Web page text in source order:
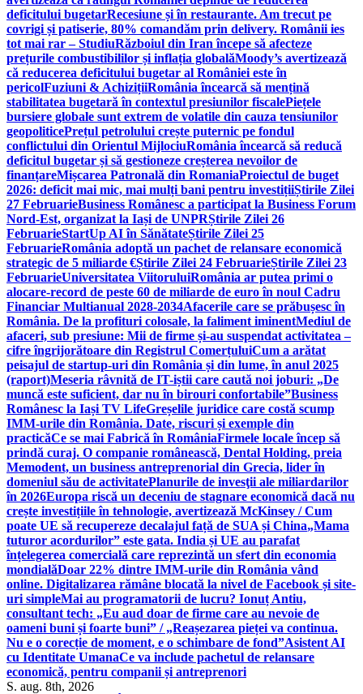
deficitului bugetarRecesiune și în restaurante. Am trecut pe
covrigi și patiserie, 80% comandăm prin delivery. Românii ies
tot mai rar – StudiuRăzboiul din Iran începe să afecteze
prețurile combustibililor și inflația globalăMoody’s avertizează
că reducerea deficitului bugetar al României este în
pericolFuziuni & AchizițiiRomânia încearcă să mențină
stabilitatea bugetară în contextul presiunilor fiscalePiețele
bursiere globale sunt extrem de volatile din cauza tensiunilor
geopoliticePrețul petrolului crește puternic pe fondul
conflictului din Orientul MijlociuRomânia încearcă să reducă
deficitul bugetar și să gestioneze creșterea nevoilor de
finanțareMișcarea Patronală din RomaniaProiectul de buget
2026: deficit mai mic, mai mulți bani pentru investițiiȘtirile Zilei
27 FebruarieBusiness Românesc a participat la Business Forum
Nord-Est, organizat la Iași de UNPRȘtirile Zilei 26
FebruarieStartUp AI în SănătateȘtirile Zilei 25
FebruarieRomânia adoptă un pachet de relansare economică
strategic de 5 miliarde €Știrile Zilei 24 FebruarieȘtirile Zilei 23
FebruarieUniversitatea ViitoruluiRomânia ar putea primi o
alocare-record de peste 60 de miliarde de euro în noul Cadru
Financiar Multianual 2028-2034Afacerile care se prăbușesc în
România. De la profituri colosale, la faliment iminentMediul de
afaceri, sub presiune: Mii de firme și-au suspendat activitatea –
cifre îngrijorătoare din Registrul ComerțuluiCum a arătat
peisajul de startup-uri din România și din lume, în anul 2025
(raport)Meseria râvnită de IT-iștii care caută noi joburi: „De
muncă este suficient, dar nu în birouri confortabile”Business
Românesc la Iași TV LifeGreșelile juridice care costă scump
IMM-urile din România. Date, riscuri și exemple din
practicăCe se mai Fabrică în RomâniaFirmele locale încep să
prindă curaj. O companie românească, Dental Holding, preia
Memodent, un business antreprenorial din Grecia, lider în
domeniul său de activitatePlanurile de invesţii ale miliardarilor
în 2026Europa riscă un deceniu de stagnare economică dacă nu
crește investițiile în tehnologie, avertizează McKinsey / Cum
poate UE să recupereze decalajul față de SUA și China„Mama
tuturor acordurilor” este gata. India și UE au parafat
înțelegerea comercială care reprezintă un sfert din economia
mondialăDoar 22% dintre IMM-urile din România vând
online. Digitalizarea rămâne blocată la nivel de Facebook și site-
uri simpleMai au programatorii de lucru? Ionuț Antiu,
consultant tech: „Eu aud doar de firme care au nevoie de
oameni buni și foarte buni” / „Reașezarea pieței va continua.
Nu e o corecție de moment, e o schimbare de fond”Asistent AI
cu Identitate UmanaCe va include pachetul de relansare
economică, pentru companii și antreprenori
S. aug. 8th, 2026